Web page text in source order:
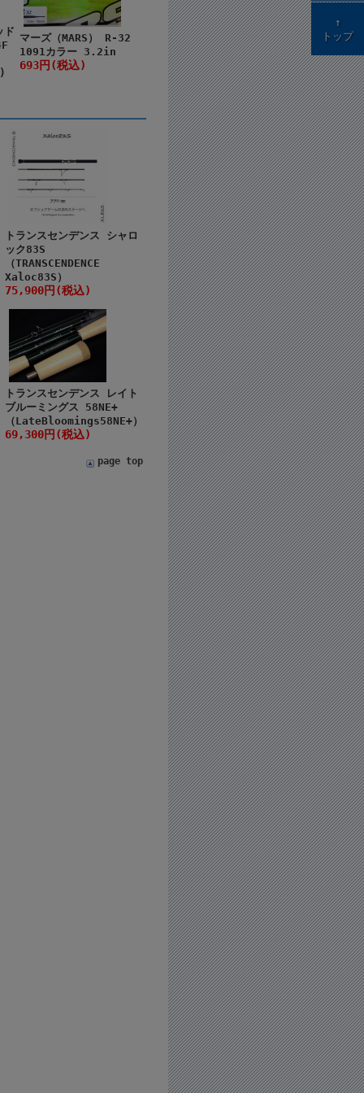
ド
マーズ（MARS） R-32
1091カラー 3.2in
693円(税込)
トランスセンデンス シャロ
ック83S
（TRANSCENDENCE
Xaloc83S）
75,900円(税込)
トランスセンデンス レイト
ブルーミングス 58NE+
（LateBloomings58NE+）
69,300円(税込)
page top
↑
トップ